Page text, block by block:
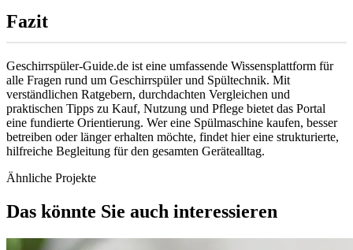
Fazit
Geschirrspüler-Guide.de ist eine umfassende Wissensplattform für
alle Fragen rund um Geschirrspüler und Spültechnik. Mit
verständlichen Ratgebern, durchdachten Vergleichen und
praktischen Tipps zu Kauf, Nutzung und Pflege bietet das Portal
eine fundierte Orientierung. Wer eine Spülmaschine kaufen, besser
betreiben oder länger erhalten möchte, findet hier eine strukturierte,
hilfreiche Begleitung für den gesamten Gerätealltag.
Ähnliche Projekte
Das könnte Sie auch interessieren